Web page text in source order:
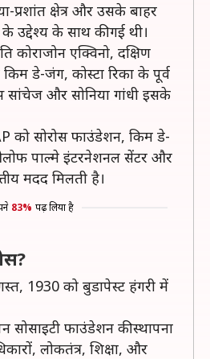
प्रशांत क्षेत्र और उसके बाहर
उद्देश्य के साथ की गई थी।
कोराजोन एक्विनो, दक्षिण
किम डे-जंग, कोस्टा रिका के पूर्व
सांचेज और सोनिया गांधी इसके
को सोरोस फाउंडेशन, किम डे-
पाल्मे इंटरनेशनल सेंटर और
मदद मिलती है।
83% पढ़ लिया है
1930 को बुडापेस्ट हंगरी में
फाउंडेशन की स्थापना
लोकतंत्र, शिक्षा, और